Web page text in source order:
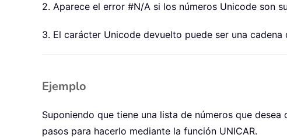
2. Aparece el error #N/A si los números Unicode son
3. El carácter Unicode devuelto puede ser una
Ejemplo
Suponiendo que tiene una lista de números que
pasos para hacerlo mediante la función UNICAR.